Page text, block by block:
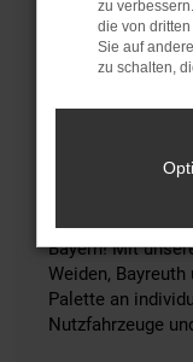
MGS
✔ individuelle
Willkommen bei
Experten für
Bayern! Mit
Weiden,
Palette an
Nutzfahrzeuge
zu
die von
Sie auf
zu schalten,